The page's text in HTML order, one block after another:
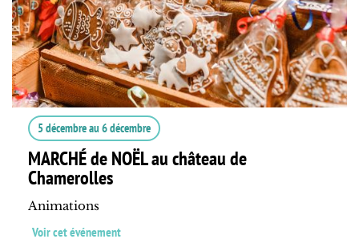
5 décembreau6 décembre
MARCHÉ de NOËL au château de
Chamerolles
Animations
Voir cet événement